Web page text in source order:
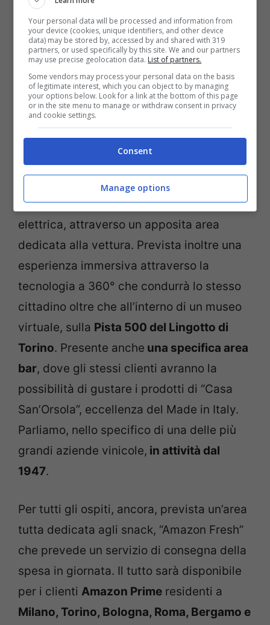
Esperimento Amazon in città – cityrumors.it
Inoltre per gli stessi clienti la possibilità di
visionare la nuovissima Fiat 500 100%
elettrica, attraverso un apposita area
dedicata alla vettura. Prevista inoltre una
esperienza immersiva attraverso la
tecnologia a 360° che condurrà lo stesso
cittadino oltre che all’interno di un museo
virtuale, sulla Pista 500 del Lingotto di
Torino. Presente anche una specifica area
bar, dove gli stessi clienti avranno la
possibilità di gustare i prodotti di “Casa
San’Orsola”, eccellenza del Made in Italy.
Parliamo, nello specifico di una delle più
grandi aziende vinicole, in attività dal
1947.
Per tutti gli ospiti, ancora, prevista un’area
tutta dedicata agli snack, “Amazon Fresh”
che prevede un servizio di consegna della
spesa in giornata. Il tutto sarà disponibile
per i clienti Amazon Prime residenti a
Milano, Torino, Bologna, Roma, Bergamo e
Your personal data will be processed and information from
your device (cookies, unique identifiers, and other device
data) may be stored by, accessed by and shared with 319
partners, or used specifically by this site. We and our partners
may use precise geolocation data. List of partners.
Some vendors may process your personal data on the basis
of legitimate interest, which you can object to by managing
your options below. Look for a link at the bottom of this page
or in the site menu to manage or withdraw consent in privacy
and cookie settings.
Consent
Manage options